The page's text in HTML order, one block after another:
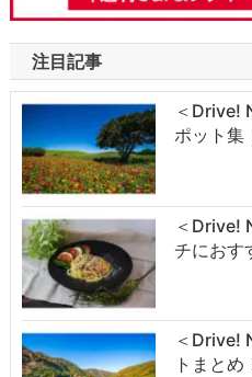
注目記事
＜Drive!
ポット集
＜Drive!
チにおす
＜Drive!
トまと